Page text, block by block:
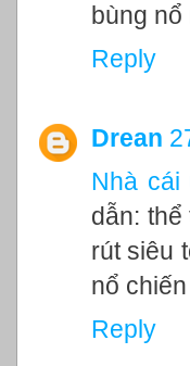
bùng
Reply
Drean
Nhà cái
dẫn:
rút siêu
nổ
Reply